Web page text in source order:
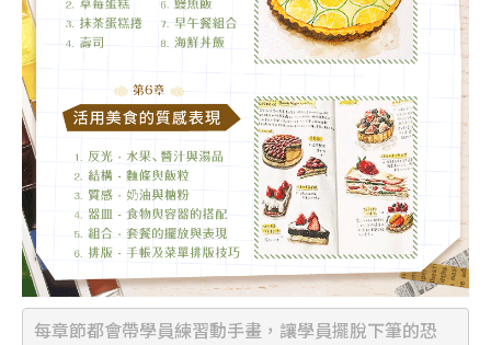
每章節都會帶學員練習動手畫，讓學員擺脫下筆的恐